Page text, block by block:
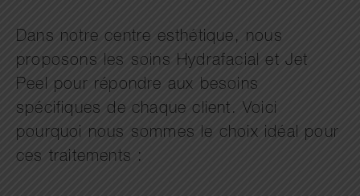
Dans notre centre esthétique, nous
proposons les soins Hydrafacial et Jet
Peel pour répondre aux besoins
spécifiques de chaque client. Voici
pourquoi nous sommes le choix idéal pour
ces traitements :